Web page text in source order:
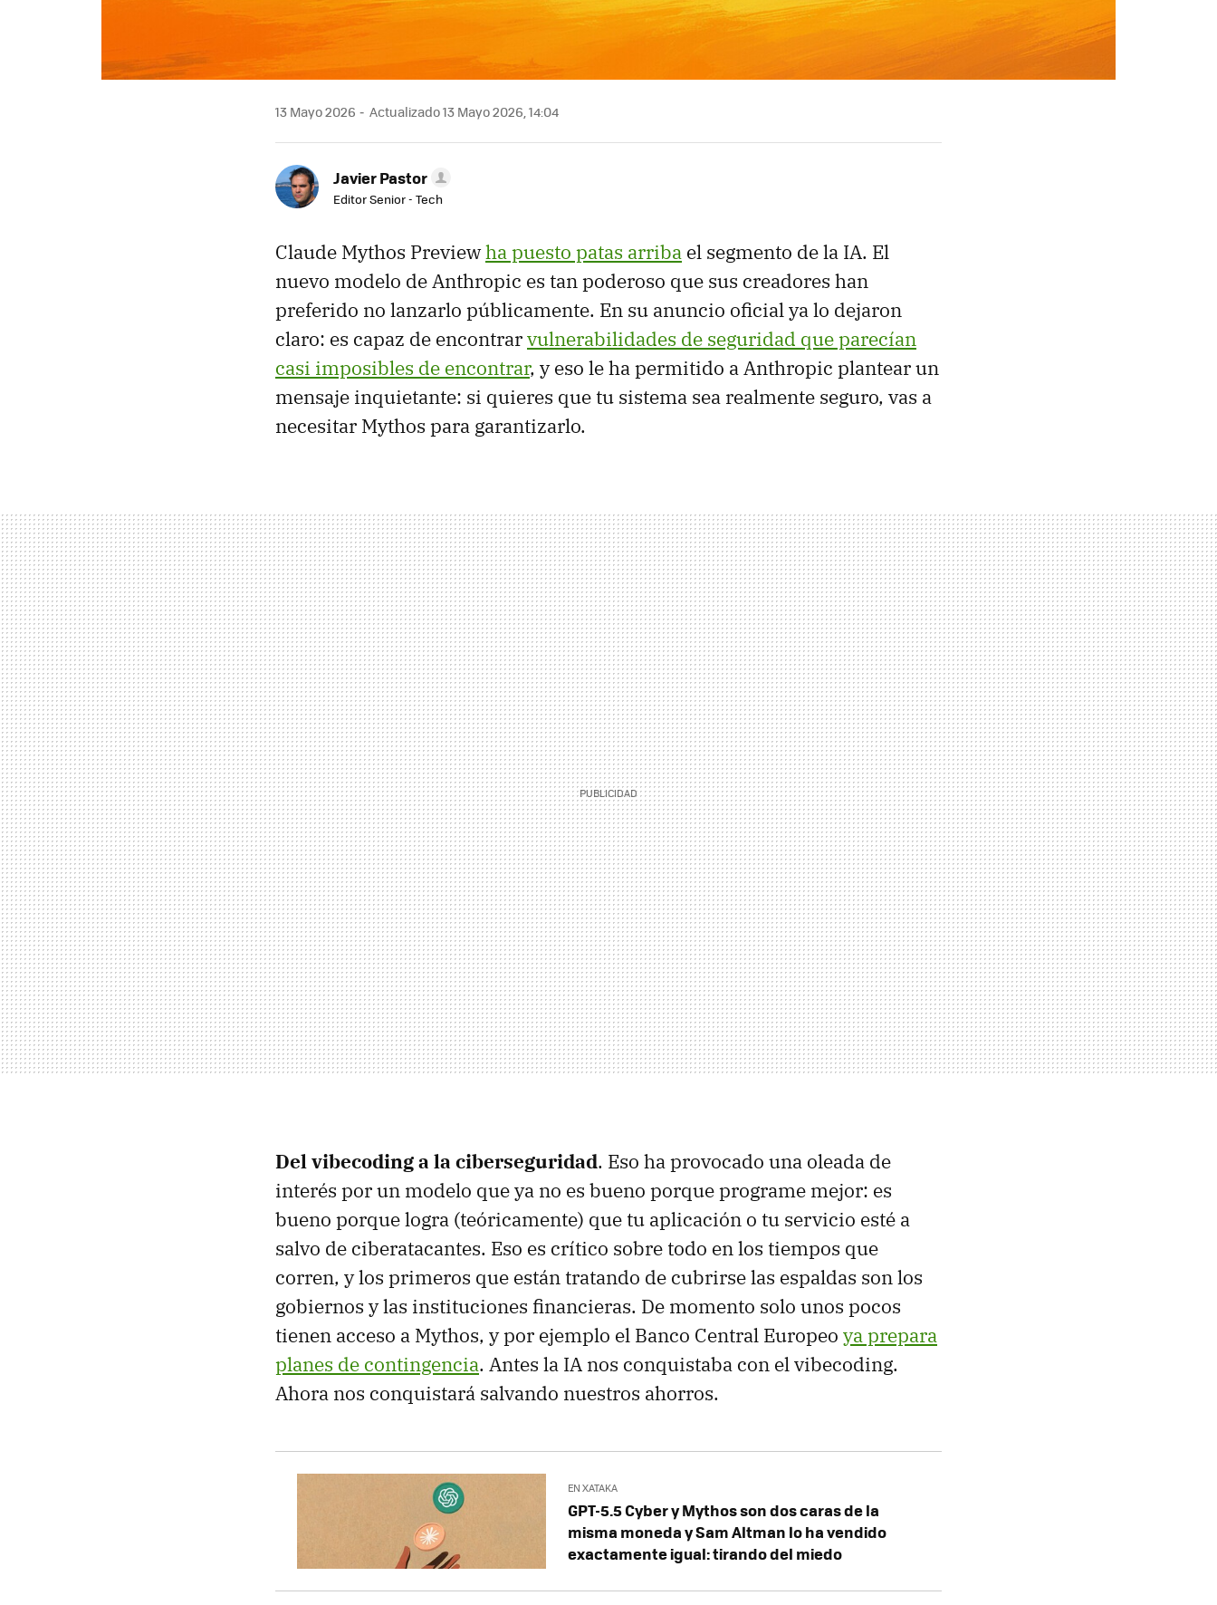
13 Mayo 2026 Actualizado 13 Mayo 2026, 14:04
Javier Pastor
Editor Senior - Tech
Claude Mythos Previewha puesto patas arriba el segmento de la IA. El
nuevo modelo de Anthropic es tan poderoso que sus creadores han
preferido no lanzarlo públicamente. En su anuncio oficial ya lo dejaron
claro: es capaz de encontrarvulnerabilidades de seguridad que parecían
casi imposibles de encontrar, y eso le ha permitido a Anthropic plantear un
mensaje inquietante: si quieres que tu sistema sea realmente seguro, vas a
necesitar Mythos para garantizarlo.
Del vibecoding a la ciberseguridad. Eso ha provocado una oleada de
interés por un modelo que ya no es bueno porque programe mejor: es
bueno porque logra (teóricamente) que tu aplicación o tu servicio esté a
salvo de ciberatacantes. Eso es crítico sobre todo en los tiempos que
corren, y los primeros que están tratando de cubrirse las espaldas son los
gobiernos y las instituciones financieras. De momento solo unos pocos
tienen acceso a Mythos, y por ejemplo el Banco Central Europeo ya prepara
planes de contingencia. Antes la IA nos conquistaba con el vibecoding.
Ahora nos conquistará salvando nuestros ahorros.
EN XATAKA
GPT-5.5 Cyber y Mythos son dos caras de la
misma moneda y Sam Altman lo ha vendido
exactamente igual: tirando del miedo